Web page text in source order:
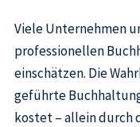
Viele Unternehmen
professionellen
einschätzen. Die
geführte
kostet – allein durch